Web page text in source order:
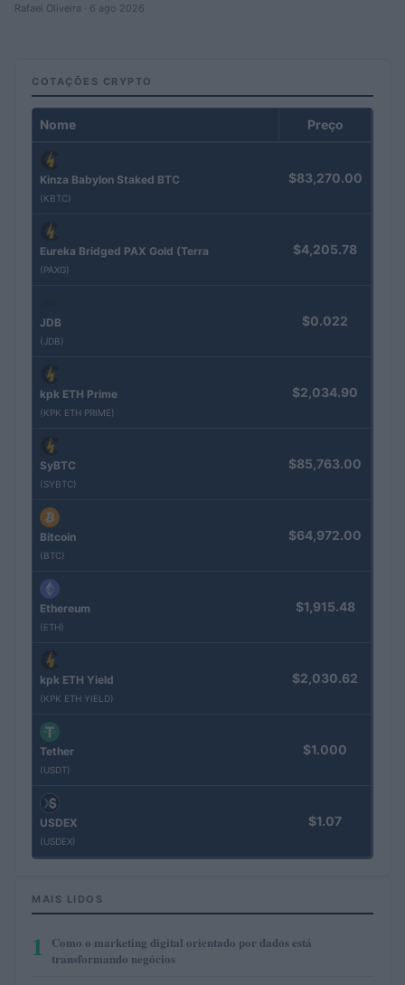
Rafael Oliveira · 6 ago 2026
COTAÇÕES CRYPTO
Nome Preço
Kinza Babylon Staked BTC
(KBTC)
$83,270.00
Eureka Bridged PAX Gold (Terra
(PAXG)
$4,205.78
JDB
(JDB)
$0.022
kpk ETH Prime
(KPK ETH PRIME)
$2,034.90
SyBTC
(SYBTC)
$85,763.00
Bitcoin
(BTC)
$64,972.00
Ethereum
(ETH)
$1,915.48
kpk ETH Yield
(KPK ETH YIELD)
$2,030.62
Tether
(USDT)
$1.000
USDEX
(USDEX)
$1.07
MAIS LIDOS
1
Como o marketing digital orientado por dados está
transformando negócios